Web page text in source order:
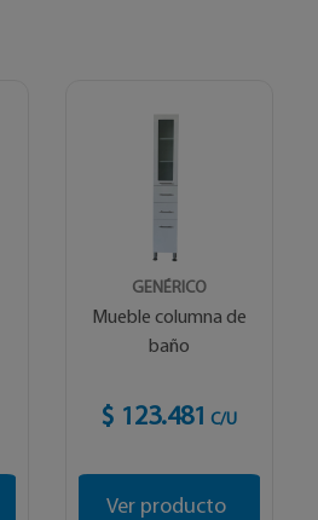
GENÉRICO
Mueble columna de
baño
$ 123.481 C/U
Ver producto